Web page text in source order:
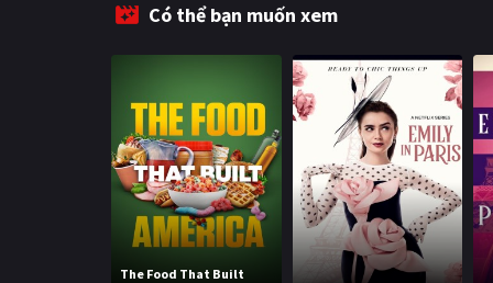
Có thể bạn muốn xem
The Food That Built